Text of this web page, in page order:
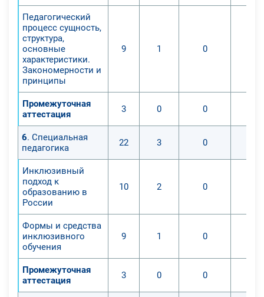
Педагогический
процесс сущность,
структура,
основные
характеристики.
Закономерности и
принципы
9 1 0
Промежуточная
аттестация
3 0 0
6. Специальная
педагогика
22 3 0
Инклюзивный
подход к
образованию в
России
10 2 0
Формы и средства
инклюзивного
обучения
9 1 0
Промежуточная
аттестация
3 0 0